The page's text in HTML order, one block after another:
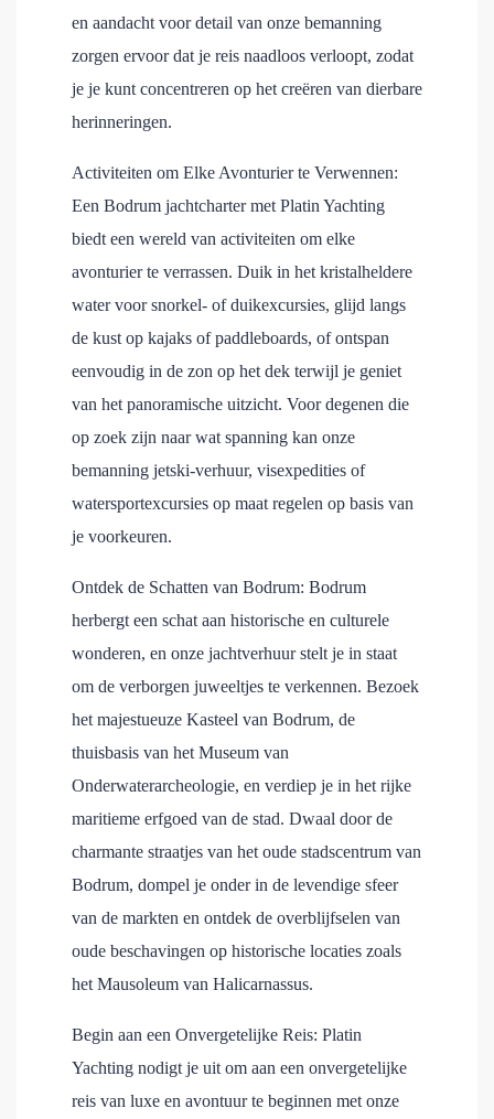
en aandacht voor detail van onze bemanning
zorgen ervoor dat je reis naadloos verloopt, zodat
je je kunt concentreren op het creëren van dierbare
herinneringen.
Activiteiten om Elke Avonturier te Verwennen:
Een Bodrum jachtcharter met Platin Yachting
biedt een wereld van activiteiten om elke
avonturier te verrassen. Duik in het kristalheldere
water voor snorkel- of duikexcursies, glijd langs
de kust op kajaks of paddleboards, of ontspan
eenvoudig in de zon op het dek terwijl je geniet
van het panoramische uitzicht. Voor degenen die
op zoek zijn naar wat spanning kan onze
bemanning jetski-verhuur, visexpedities of
watersportexcursies op maat regelen op basis van
je voorkeuren.
Ontdek de Schatten van Bodrum: Bodrum
herbergt een schat aan historische en culturele
wonderen, en onze jachtverhuur stelt je in staat
om de verborgen juweeltjes te verkennen. Bezoek
het majestueuze Kasteel van Bodrum, de
thuisbasis van het Museum van
Onderwaterarcheologie, en verdiep je in het rijke
maritieme erfgoed van de stad. Dwaal door de
charmante straatjes van het oude stadscentrum van
Bodrum, dompel je onder in de levendige sfeer
van de markten en ontdek de overblijfselen van
oude beschavingen op historische locaties zoals
het Mausoleum van Halicarnassus.
Begin aan een Onvergetelijke Reis: Platin
Yachting nodigt je uit om aan een onvergetelijke
reis van luxe en avontuur te beginnen met onze